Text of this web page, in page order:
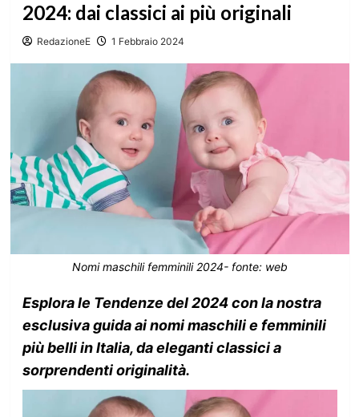
2024: dai classici ai più originali
RedazioneE 1 Febbraio 2024
Nomi maschili femminili 2024- fonte: web
Esplora le Tendenze del 2024 con la nostra
esclusiva guida ai nomi maschili e femminili
più belli in Italia, da eleganti classici a
sorprendenti originalità.